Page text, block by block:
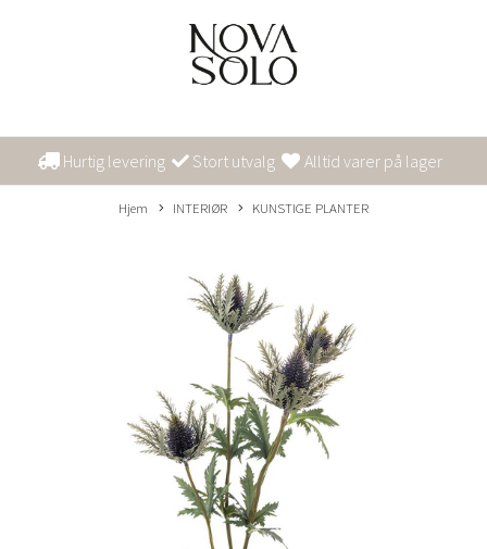
Hurtig levering Stort utvalg Alltid varer på lager
Hjem INTERIØR KUNSTIGE PLANTER